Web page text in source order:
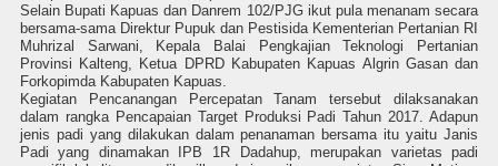
Selain Bupati Kapuas dan Danrem 102/PJG ikut pula menanam secara
bersama-sama Direktur Pupuk dan Pestisida Kementerian Pertanian RI
Muhrizal Sarwani, Kepala Balai Pengkajian Teknologi Pertanian
Provinsi Kalteng, Ketua DPRD Kabupaten Kapuas Algrin Gasan dan
Forkopimda Kabupaten Kapuas.
Kegiatan Pencanangan Percepatan Tanam tersebut dilaksanakan
dalam rangka Pencapaian Target Produksi Padi Tahun 2017. Adapun
jenis padi yang dilakukan dalam penanaman bersama itu yaitu Janis
Padi yang dinamakan IPB 1R Dadahup, merupakan varietas padi